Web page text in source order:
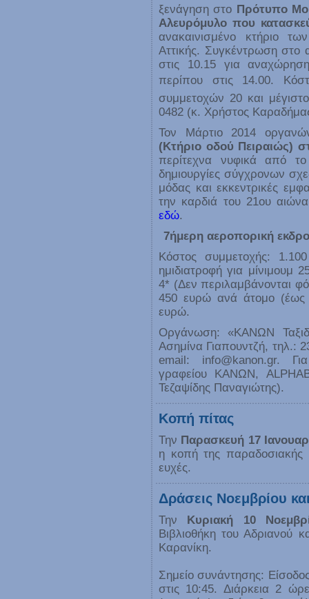
ξενάγηση στο Πρότυπο
Αλευρόμυλο που
ανακαινισμένο κτήριο
Αττικής. Συγκέντρωση στο
στις 10.15 για
περίπου στις 14.00.
συμμετοχών 20 και
0482 (κ. Χρήστος
Τον Μάρτιο 2014
(Κτήριο οδού Πειραιώς)
περίτεχνα νυφικά από
δημιουργίες σύγχρονων
μόδας και εκκεντρικές
την καρδιά του 21ου
εδώ.
7ήμερη αεροπορική
Κόστος συμμετοχής:
ημιδιατροφή για μίνιμουμ
4* (Δεν περιλαμβάνονται
450 ευρώ ανά άτομο (έως
ευρώ.
Οργάνωση: «ΚΑΝΩΝ
Ασημίνα Γιαπουντζή, τηλ.:
email: info@kanon.gr. Για
γραφείου ΚΑΝΩΝ,
Τεζαψίδης Παναγιώτης).
Κοπή πίτας
Την Παρασκευή 17
η κοπή της παραδοσιακής
ευχές.
Δράσεις Νοεμβρίου
Την Κυριακή 10
Βιβλιοθήκη του Αδριανού
Καρανίκη.
Σημείο συνάντησης:
στις 10:45. Διάρκεια 2